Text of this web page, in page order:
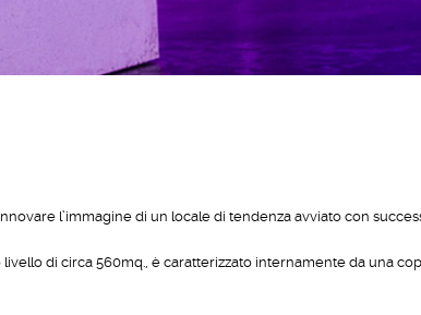
l’immagine di un locale di tendenza avviato con
di circa 560mq., è caratterizzato internamente da una